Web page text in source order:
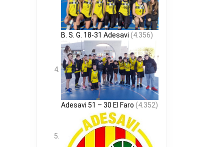
B. S. G. 18-31 Adesavi (4.356)
Adesavi 51 – 30 El Faro (4.352)